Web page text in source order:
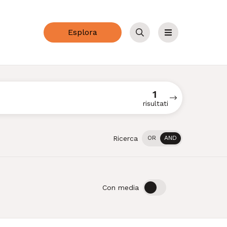
Esplora
Cerca Menu
1
risultati
Ricerca OR AND
Con media OFF